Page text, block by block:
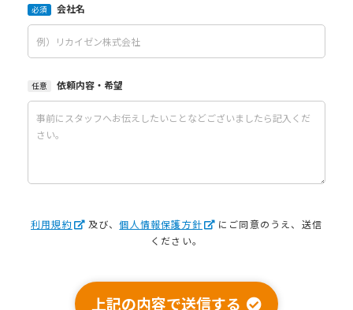
必須 会社名
任意 依頼内容・希望
利用規約 及び、個人情報保護方針
にご同意のうえ、送信
ください。
上記の内容で送信する